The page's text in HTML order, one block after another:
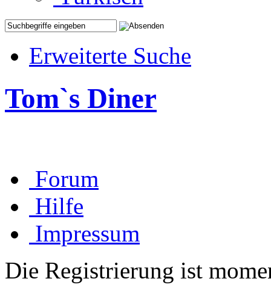
Erweiterte Suche
Tom`s Diner
Forum
Hilfe
Impressum
Die Registrierung ist